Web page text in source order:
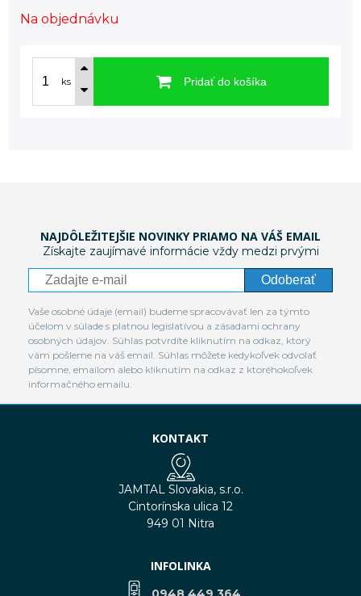
Na objednávku
ks Pridať do košíka
NAJDÔLEŽITEJŠIE NOVINKY PRIAMO NA VÁŠ EMAIL
Získajte zaujímavé informácie vždy medzi prvými
Odoberať
Vaše osobné údaje (email) budeme spracovávať len za týmto
účelom v súlade s platnou legislatívou a zásadami ochrany
osobných údajov. Súhlas potvrdíte kliknutím na odkaz, ktorý
vám pošleme na váš email. Súhlas môžete kedykoľvek odvolať
písomne, emailom alebo kliknutím na odkaz z ktoréhokoľvek
informačného emailu.
KONTAKT
JAMTAL Slovakia, s.r.o.
Cintorínska ulica 12
949 01 Nitra
INFOLINKA